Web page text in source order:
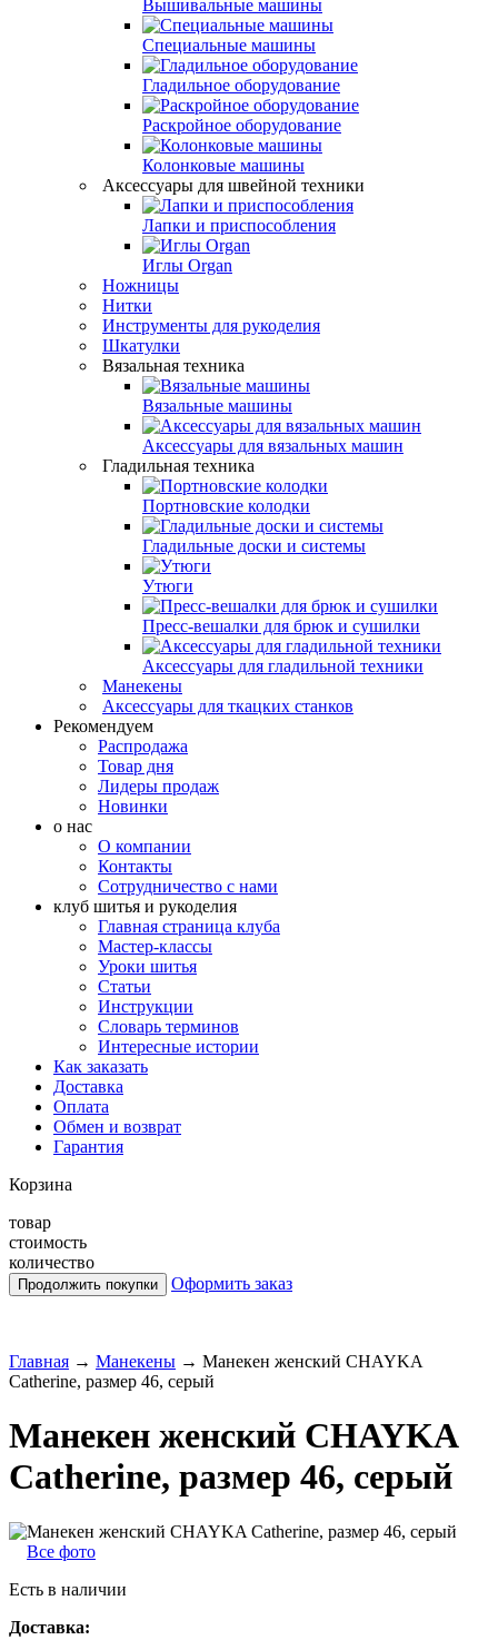
Вышивальные машины
Специальные машины
Гладильное оборудование
Раскройное оборудование
Колонковые машины
Аксессуары для швейной техники
Лапки и приспособления
Иглы Organ
Ножницы
Нитки
Инструменты для рукоделия
Шкатулки
Вязальная техника
Вязальные машины
Аксессуары для вязальных машин
Гладильная техника
Портновские колодки
Гладильные доски и системы
Утюги
Пресс-вешалки для брюк и сушилки
Аксессуары для гладильной техники
Манекены
Аксессуары для ткацких станков
Рекомендуем
Распродажа
Товар дня
Лидеры продаж
Новинки
о нас
О компании
Контакты
Сотрудничество с нами
клуб шитья и рукоделия
Главная страница клуба
Мастер-классы
Уроки шитья
Статьи
Инструкции
Словарь терминов
Интересные истории
Как заказать
Доставка
Оплата
Обмен и возврат
Гарантия
Корзина
товар
стоимость
количество
Оформить заказ
Главная → Манекены → Манекен женский CHAYKA
Catherine, размер 46, cерый
Манекен женский CHAYKA
Catherine, размер 46, cерый
Все фото
Есть в наличии
Доставка: